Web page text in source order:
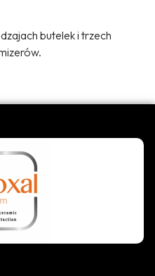
butelek i trzech